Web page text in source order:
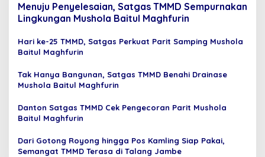
Menuju Penyelesaian, Satgas TMMD Sempurnakan
Lingkungan Mushola Baitul Maghfurin
Hari ke-25 TMMD, Satgas Perkuat Parit Samping Mushola
Baitul Maghfurin
Tak Hanya Bangunan, Satgas TMMD Benahi Drainase
Mushola Baitul Maghfurin
Danton Satgas TMMD Cek Pengecoran Parit Mushola
Baitul Maghfurin
Dari Gotong Royong hingga Pos Kamling Siap Pakai,
Semangat TMMD Terasa di Talang Jambe